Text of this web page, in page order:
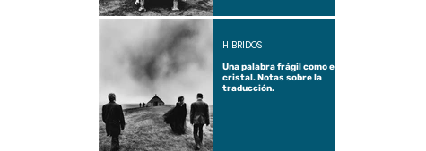
Una palabra frágil como el
cristal. Notas sobre la
traducción.
HÍBRIDOS